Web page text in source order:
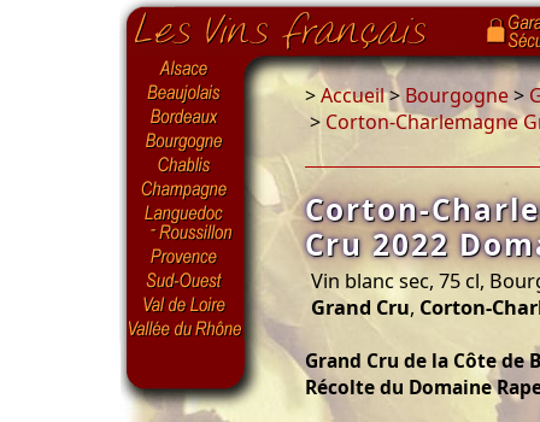
>Accueil>Bourgogne>
> Corton-Charlemagne
Corton-
Cru 2022
Vin blanc sec, 75 cl,
Grand Cru, Corton-
Grand Cru de la Côte de
Récolte du Domaine